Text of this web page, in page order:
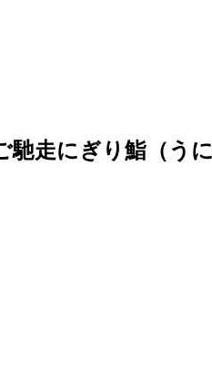
馳走にぎり鮨（う